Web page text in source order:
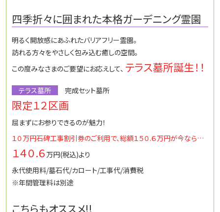
四季折々に囲まれた本格ガーデニング霊園
明るく開放感にあふれたバリアフリー霊園。
訪れる方々をやさしく包み込む癒しの空間。
この度みなさまのご要望にお応えして、 テラス墓所誕生！！
テラス墓所 完成セット墓所
限定１２区画
屈まずにお参りできるのが魅力！
１０万円石碑工事割引券のご利用で、総額１５０.６万円が今なら…
１４０.６ 万円(税込)より
永代使用料/墓石代/カロート/工事代/消費税
※年間管理料は別途
こちらもオススメ!!